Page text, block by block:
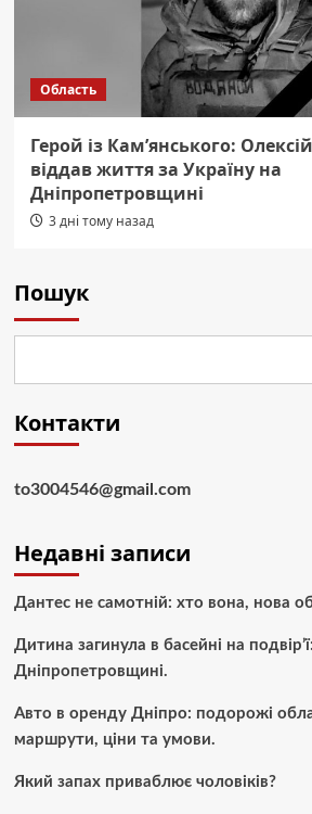
Область
Герой із Кам’янського:
віддав життя за Україну на
Дніпропетровщині
3 дні тому назад
Пошук
Контакти
to3004546@gmail.com
Недавні записи
Дантес не самотній: хто вона, нова
Дитина загинула в басейні на
Дніпропетровщині.
Авто в оренду Дніпро: подорожі
маршрути, ціни та умови.
Який запах приваблює чоловіків?